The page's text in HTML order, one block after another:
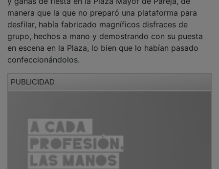
manera que la que no preparó una plataforma para
desfilar, había fabricado magníficos disfraces de
grupo, hechos a mano y demostrando con su puesta
en escena en la Plaza, lo bien que lo habían pasado
confeccionándolos.